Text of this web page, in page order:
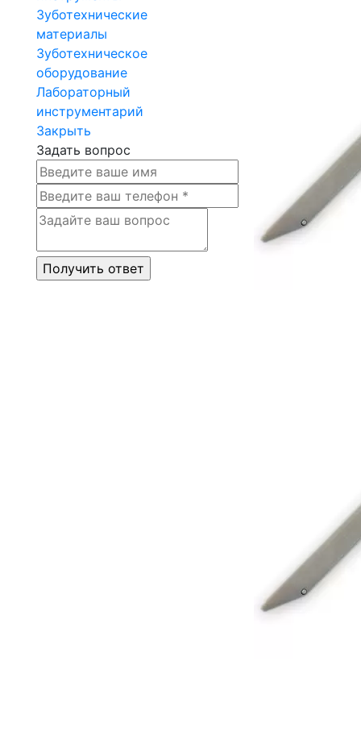
Зуботехнические
материалы
Зуботехническое
оборудование
Лабораторный
инструментарий
Закрыть
Задать вопрос